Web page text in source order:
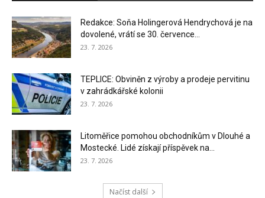
Redakce: Soňa Holingerová Hendrychová je na
dovolené, vrátí se 30. července...
23. 7. 2026
TEPLICE: Obviněn z výroby a prodeje pervitinu
v zahrádkářské kolonii
23. 7. 2026
Litoměřice pomohou obchodníkům v Dlouhé a
Mostecké. Lidé získají příspěvek na...
23. 7. 2026
Načíst další